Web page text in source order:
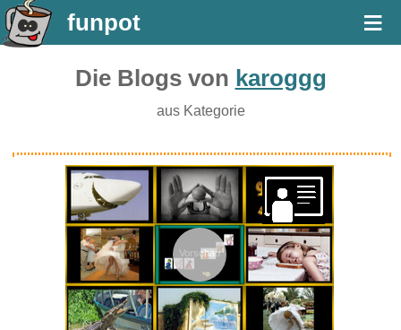
funpot ≡
Die Blogs von karoggg
aus Kategorie
Vorschau